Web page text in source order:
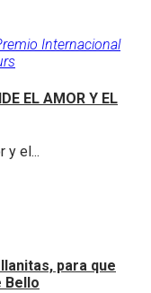
Internacional
EL AMOR Y EL
y el...
para que
Bello